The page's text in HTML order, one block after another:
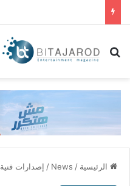
بحث عن
الرئيسية /
News
/ إصدارات فنية